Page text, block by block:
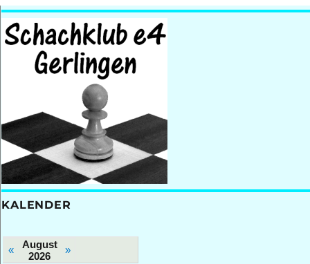
Stuttgarter
Stadtmeisterschaft
2011
in
der
Gerlinger
Stadthalle
KALENDER
«
August
2026
»